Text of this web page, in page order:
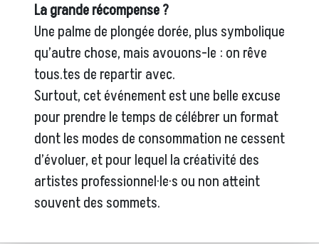
La grande récompense ?
Une palme de plongée dorée, plus symbolique
qu’autre chose, mais avouons-le : on rêve
tous.tes de repartir avec.
Surtout, cet événement est une belle excuse
pour prendre le temps de célébrer un format
dont les modes de consommation ne cessent
d’évoluer, et pour lequel la créativité des
artistes professionnel·le·s ou non atteint
souvent des sommets.